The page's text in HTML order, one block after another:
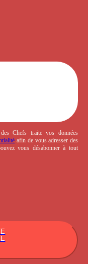
Chefs traite vos données
afin de vous adresser des
vous désabonner à tout